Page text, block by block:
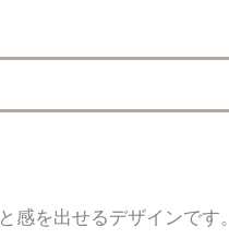
を出せるデザインです。